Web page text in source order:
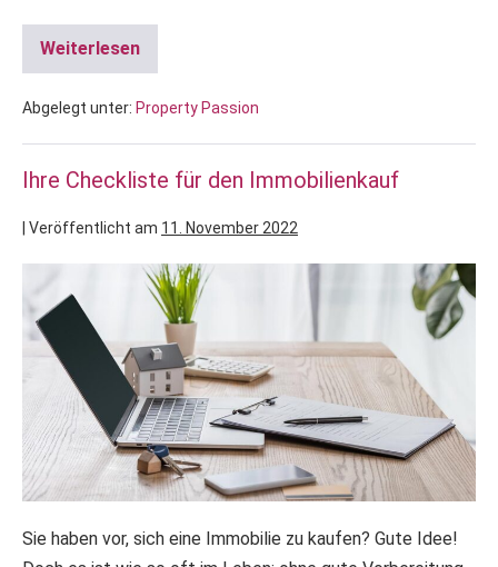
Weiterlesen
Abgelegt unter: Property Passion
Ihre Checkliste für den Immobilienkauf
Veröffentlicht am 11. November 2022
Sie haben vor, sich eine Immobilie zu kaufen? Gute Idee!